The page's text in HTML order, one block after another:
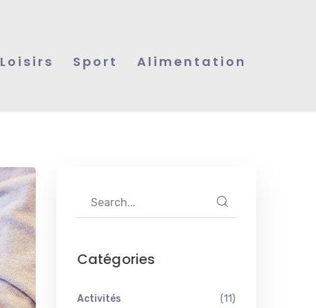
Loisirs Sport Alimentation
Catégories
Activités (11)